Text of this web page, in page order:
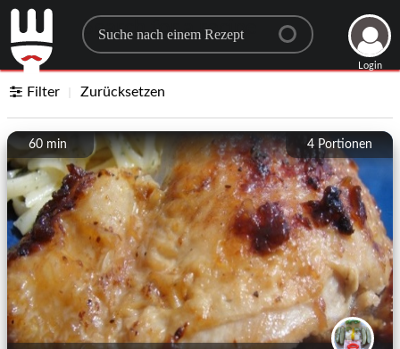
Search for a recipe
Login
Filter Zurücksetzen
4 Portionen
60 min